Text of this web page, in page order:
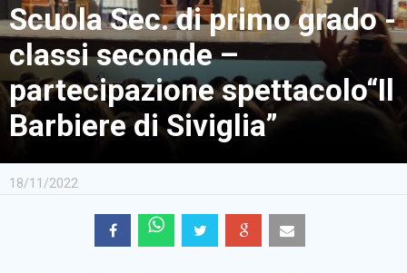
BACHECA SINDACALE
Cerca
Scuola Sec. di primo grado -
classi seconde –
partecipazione spettacolo“Il
Barbiere di Siviglia”
18/11/2022